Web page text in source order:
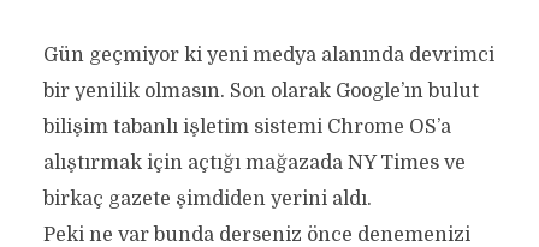
Gün geçmiyor ki yeni medya alanında devrimci
bir yenilik olmasın. Son olarak Google’ın bulut
bilişim tabanlı işletim sistemi Chrome OS’a
alıştırmak için açtığı mağazada NY Times ve
birkaç gazete şimdiden yerini aldı.
Peki ne var bunda derseniz önce denemenizi